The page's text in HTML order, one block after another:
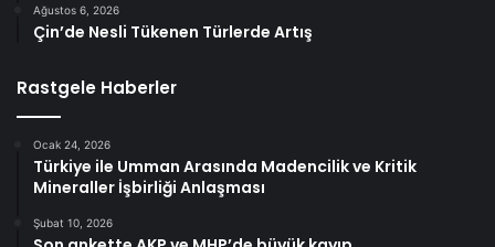
Ağustos 6, 2026
Çin’de Nesli Tükenen Türlerde Artış
Rastgele Haberler
Ocak 24, 2026
Türkiye ile Umman Arasında Madencilik ve Kritik
Mineraller İşbirliği Anlaşması
Şubat 10, 2026